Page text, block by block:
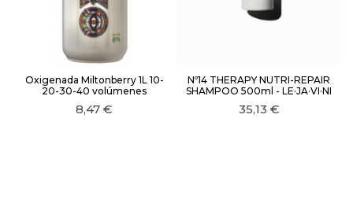
Oxigenada Miltonberry 1L 10-
20-30-40 volúmenes
8,47 €
Nº14 THERAPY NUTRI-REPAIR
SHAMPOO 500ml - LE·JA·VI·NI
35,13 €